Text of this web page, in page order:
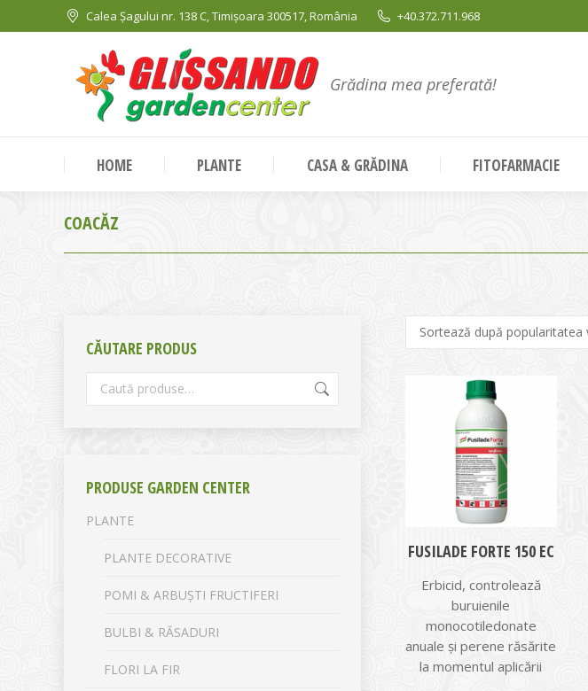
Calea Șagului nr. 138 C, Timișoara 300517, România +40.372.711.968
Grădina mea preferată!
HOME PLANTE CASA & GRĂDINA FITOFARMACIE
COACĂZ
FUSILADE FORTE 150 EC
Erbicid, controlează
buruienile
monocotiledonate
anuale şi perene răsărite
la momentul aplicării
CĂUTARE PRODUS
PRODUSE GARDEN CENTER
PLANTE
PLANTE DECORATIVE
POMI & ARBUȘTI FRUCTIFERI
BULBI & RĂSADURI
FLORI LA FIR